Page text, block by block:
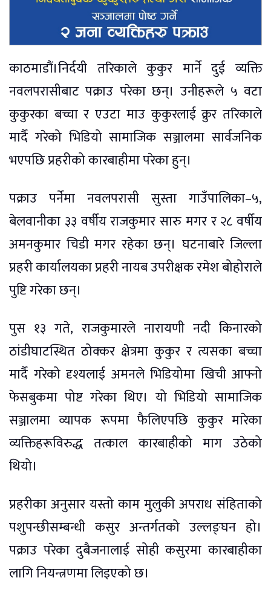
काठमाडौं।निर्दयी तरिकाले कुकुर मार्ने दुई व्यक्ति
नवलपरासीबाट पक्राउ परेका छन्। उनीहरूले ५ वटा
कुकुरका बच्चा र एउटा माउ कुकुरलाई क्रुर तरिकाले
मार्दै गरेको भिडियो सामाजिक सञ्जालमा सार्वजनिक
भएपछि प्रहरीको कारबाहीमा परेका हुन्।
पक्राउ पर्नेमा नवलपरासी सुस्ता गाउँपालिका–५,
बेलवानीका ३३ वर्षीय राजकुमार सारु मगर र २८ वर्षीय
अमनकुमार चिडी मगर रहेका छन्। घटनाबारे जिल्ला
प्रहरी कार्यालयका प्रहरी नायब उपरीक्षक रमेश बोहोराले
पुष्टि गरेका छन्।
पुस १३ गते, राजकुमारले नारायणी नदी किनारको
ठांडीघाटस्थित ठोक्कर क्षेत्रमा कुकुर र त्यसका बच्चा
मार्दै गरेको दृश्यलाई अमनले भिडियोमा खिची आफ्नो
फेसबुकमा पोष्ट गरेका थिए। यो भिडियो सामाजिक
सञ्जालमा व्यापक रूपमा फैलिएपछि कुकुर मारेका
व्यक्तिहरूविरुद्ध तत्काल कारबाहीको माग उठेको
थियो।
प्रहरीका अनुसार यस्तो काम मुलुकी अपराध संहिताको
पशुपन्छीसम्बन्धी कसुर अन्तर्गतको उल्लङ्घन हो।
पक्राउ परेका दुबैजनालाई सोही कसुरमा कारबाहीका
लागि नियन्त्रणमा लिइएको छ।